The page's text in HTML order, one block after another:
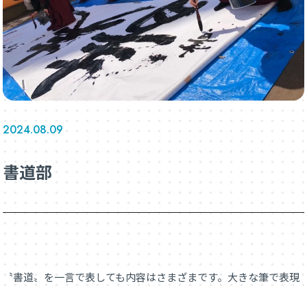
2024.08.09
書道部
〝書道〟を一言で表しても内容はさまざまです。大きな筆で表現